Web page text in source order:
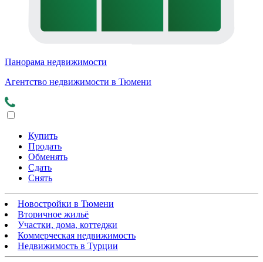
Панорама недвижимости
Агентство недвижимости в Тюмени
Купить
Продать
Обменять
Сдать
Снять
Новостройки в Тюмени
Вторичное жильё
Участки, дома, коттеджи
Коммерческая недвижимость
Недвижимость в Турции